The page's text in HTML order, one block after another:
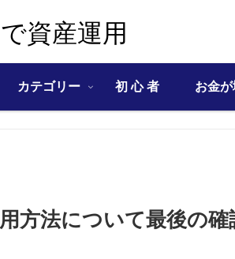
資産運用
カテゴリー 初 心 者 お金
方法について最後の確